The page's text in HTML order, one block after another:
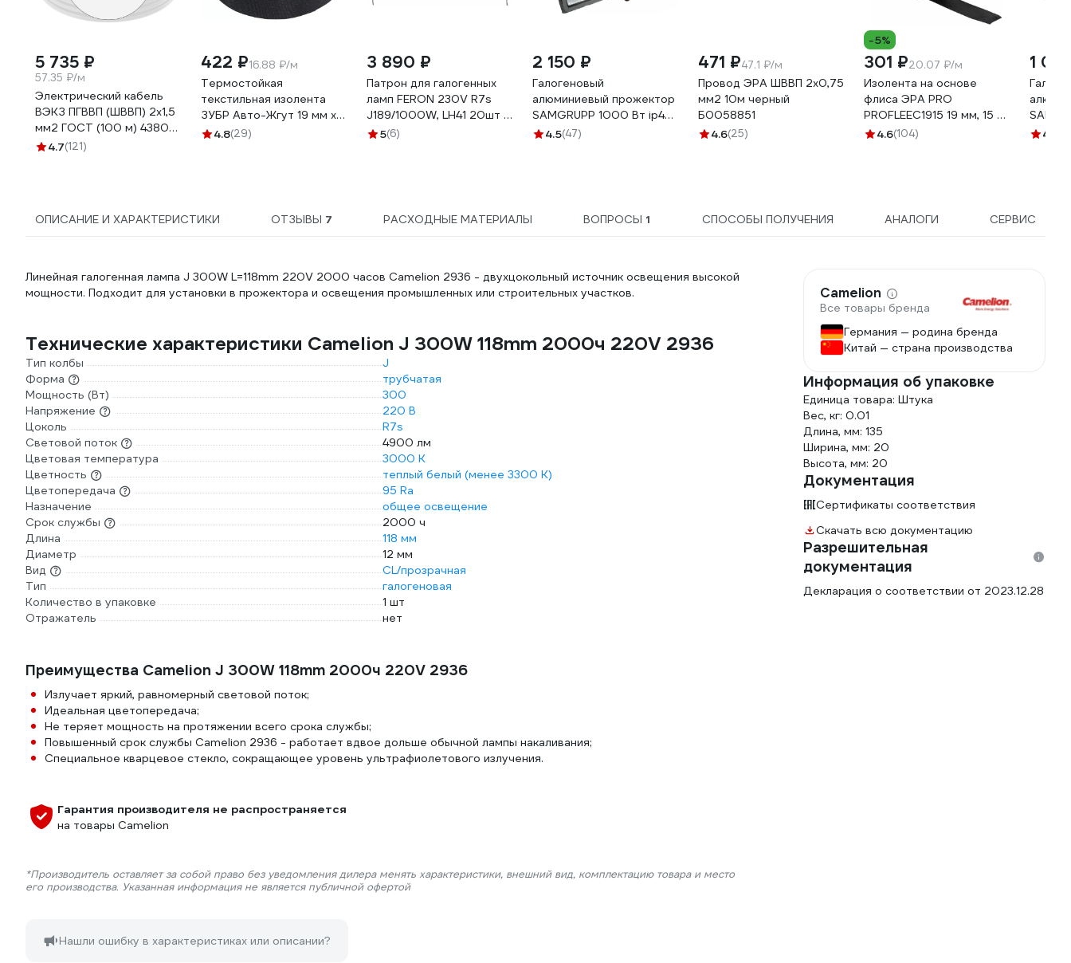
5 735 ₽
57.35 ₽/м
Электрический кабель
ВЭКЗ ПГВВП (ШВВП) 2x1,5
мм2 ГОСТ (100 м) 43805
VEKZ00037
4.7(121)
422 ₽16.88 ₽/м
Термостойкая
текстильная изолента
ЗУБР Авто-Жгут 19 мм х
25 м 1236-2
4.8(29)
3 890 ₽
Патрон для галогенных
ламп FERON 230V R7s
J189/1000W, LH41 20шт в
упаковке 22316
5(6)
2 150 ₽
Галогеновый
алюминиевый прожектор
SAMGRUPP 1000 Вт ip44
SAMC-059001000
4.5(47)
471 ₽47.1 ₽/м
Провод ЭРА ШВВП 2x0,75
мм2 10м черный
Б0058851
4.6(25)
-5%
301 ₽20.07 ₽/м
Изолента на основе
флиса ЭРА PRO
PROFLEEC1915 19 мм, 15 м,
0,3 мм, черная Б0057181
4.6(104)
1
4.5
ОПИСАНИЕ И ХАРАКТЕРИСТИКИ ОТЗЫВЫ 7 РАСХОДНЫЕ МАТЕРИАЛЫ ВОПРОСЫ 1 СПОСОБЫ ПОЛУЧЕНИЯ АНАЛОГИ СЕРВИС
Линейная галогенная лампа J 300W L=118mm 220V 2000 часов Camelion 2936 - двухцокольный источник освещения высокой
мощности. Подходит для установки в прожектора и освещения промышленных или строительных участков.
Технические характеристики Camelion J 300W 118mm 2000ч 220V 2936
Тип колбы
J
Форма
трубчатая
Мощность (Вт)
300
Напряжение
220 В
Цоколь
R7s
Световой поток
4900 лм
Цветовая температура
3000 К
Цветность
теплый белый (менее 3300 К)
Цветопередача
95 Ra
Назначение
общее освещение
Срок службы
2000 ч
Длина
118 мм
Диаметр
12 мм
Вид
CL/прозрачная
Тип
галогеновая
Количество в упаковке
1 шт
Отражатель
нет
Преимущества Camelion J 300W 118mm 2000ч 220V 2936
Излучает яркий, равномерный световой поток;
Идеальная цветопередача;
Не теряет мощность на протяжении всего срока службы;
Повышенный срок службы Camelion 2936 - работает вдвое дольше обычной лампы накаливания;
Специальное кварцевое стекло, сокращающее уровень ультрафиолетового излучения.
Гарантия производителя не распространяется
на товары Camelion
*Производитель оставляет за собой право без уведомления дилера менять характеристики, внешний вид, комплектацию товара и место
его производства. Указанная информация не является публичной офертой
Нашли ошибку в характеристиках или описании?
Camelion
Все товары бренда
Германия — родина бренда
Китай — страна производства
Информация об упаковке
Единица товара: Штука
Вес, кг: 0.01
Длина, мм: 135
Ширина, мм: 20
Высота, мм: 20
Документация
Сертификаты соответствия
Скачать всю документацию
Разрешительная
документация
Декларация о соответствии от 2023.12.28